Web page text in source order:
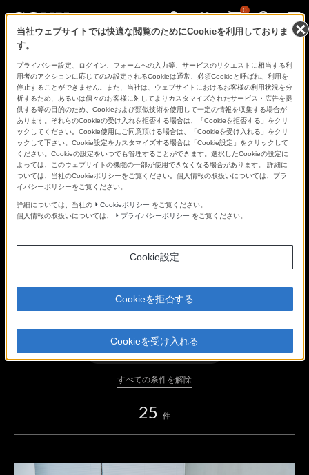
0
あ、
見
た
こ
と
の
な
い
世
界
へ。
α
Universe
NEWS
記事一覧
テーマ
ジャンル
FE 50-150mm F2 GM
すべての条件を解除
25 件
当社ウェブサイトでは快適な閲覧のためにCookieを利用しておりま
す。
プライバシー設定、ログイン、フォームへの入力等、サービスのリクエストに相当する利
用者のアクションに応じてのみ設定されるCookieは通常、必須Cookieと呼ばれ、利用を
停止することができません。また、当社は、ウェブサイトにおけるお客様の利用状況を分
析するため、あるいは個々のお客様に対してよりカスタマイズされたサービス・広告を提
供する等の目的のため、Cookieおよび類似技術を使用して一定の情報を収集する場合が
あります。それらのCookieの受け入れを拒否する場合は、「Cookieを拒否する」をクリ
ックしてください。Cookie使用にご同意頂ける場合は、「Cookieを受け入れる」をクリ
ックして下さい。Cookie設定をカスタマイズする場合は「Cookie設定」をクリックして
ください。Cookieの設定をいつでも管理することができます。選択したCookieの設定に
よっては、このウェブサイトの機能の一部が使用できなくなる場合があります。 詳細に
ついては、当社のCookieポリシーをご覧ください。個人情報の取扱いについては、プラ
イバシーポリシーをご覧ください。
詳細については、当社の Cookieポリシー をご覧ください。
個人情報の取扱いについては、
プライバシーポリシー をご覧ください。
Cookie設定
Cookieを拒否する
Cookieを受け入れる